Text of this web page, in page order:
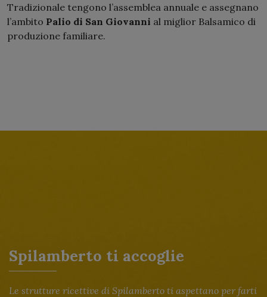
Tradizionale tengono l’assemblea annuale e assegnano
l’ambito Palio di San Giovanni al miglior Balsamico di
produzione familiare.
Spilamberto ti accoglie
Le strutture ricettive di Spilamberto ti aspettano per farti